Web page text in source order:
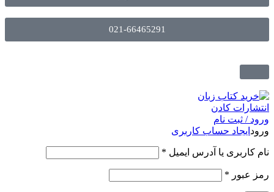
021-66465291
ورود / ثبت نام
ورود ایجاد حساب کاربری
نام کاربری یا آدرس ایمیل *
رمز عبور *